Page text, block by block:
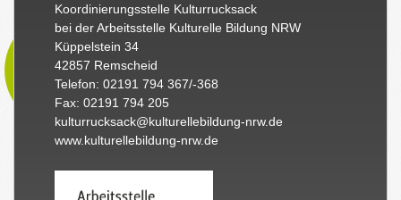
Koordinierungsstelle Kulturrucksack
bei der Arbeitsstelle Kulturelle Bildung NRW
Küppelstein 34
42857 Remscheid
Telefon: 02191 794 367/-368
Fax: 02191 794 205
kulturrucksack@kulturellebildung-nrw.de
www.kulturellebildung-nrw.de